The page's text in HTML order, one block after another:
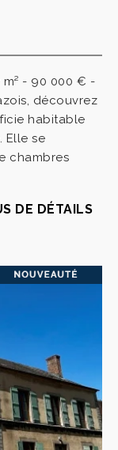
m² - 90 000 € -
découvrez
habitable
Elle se
chambres
DE DÉTAILS